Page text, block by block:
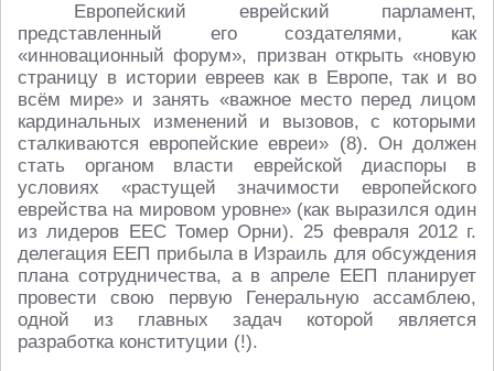
Европейский еврейский парламент,
представленный его создателями, как
«инновационный форум», призван открыть «новую
страницу в истории евреев как в Европе, так и во
всём мире» и занять «важное место перед лицом
кардинальных изменений и вызовов, с которыми
сталкиваются европейские евреи» (8). Он должен
стать органом власти еврейской диаспоры в
условиях «растущей значимости европейского
еврейства на мировом уровне» (как выразился один
из лидеров ЕЕС Томер Орни). 25 февраля 2012 г.
делегация ЕЕП прибыла в Израиль для обсуждения
плана сотрудничества, а в апреле ЕЕП планирует
провести свою первую Генеральную ассамблею,
одной из главных задач которой является
разработка конституции (!).